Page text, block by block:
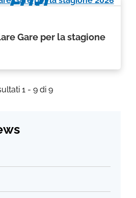
Gare per la stagione
1 - 9 di 9